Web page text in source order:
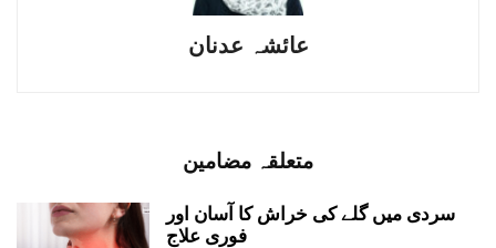
عائشہ عدنان
متعلقہ مضامین
سردی میں گلے کی خراش کا آسان اور
فوری علاج